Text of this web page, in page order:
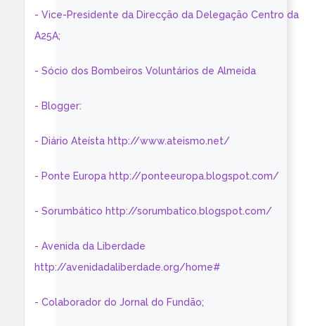
- Vice-Presidente da Direcção da Delegação Centro da
A25A;
- Sócio dos Bombeiros Voluntários de Almeida
- Blogger:
- Diário Ateísta http://www.ateismo.net/
- Ponte Europa http://ponteeuropa.blogspot.com/
- Sorumbático http://sorumbatico.blogspot.com/
- Avenida da Liberdade
http://avenidadaliberdade.org/home#
- Colaborador do Jornal do Fundão;